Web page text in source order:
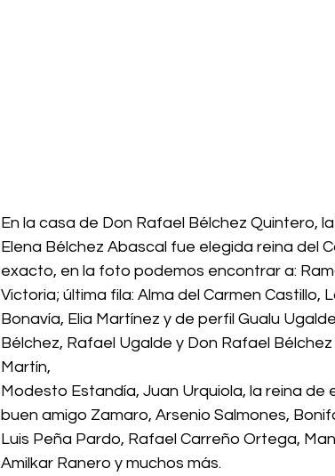
En la casa de Don Rafael Bélchez Quintero,
Elena Bélchez Abascal fue elegida reina del
exacto, en la foto podemos encontrar a:
Victoria; última fila: Alma del Carmen
Bonavía, Elia Martínez y de perfil Gualu
Bélchez, Rafael Ugalde y Don Rafael
Martín,
Modesto Estandía, Juan Urquiola, la reina de
buen amigo Zamaro, Arsenio Salmones,
Luis Peña Pardo, Rafael Carreño Ortega,
Amilkar Ranero y muchos más.